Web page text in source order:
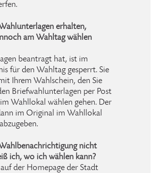
erhalten,
am Wahltag wählen
beantragt hat, ist im
für den Wahltag gesperrt. Sie
Ihrem Wahlschein, den Sie
Briefwahlunterlagen per Post
Wahllokal wählen gehen. Der
im Original im Wahllokal
nicht
ich, wo ich wählen kann?
der Homepage der Stadt